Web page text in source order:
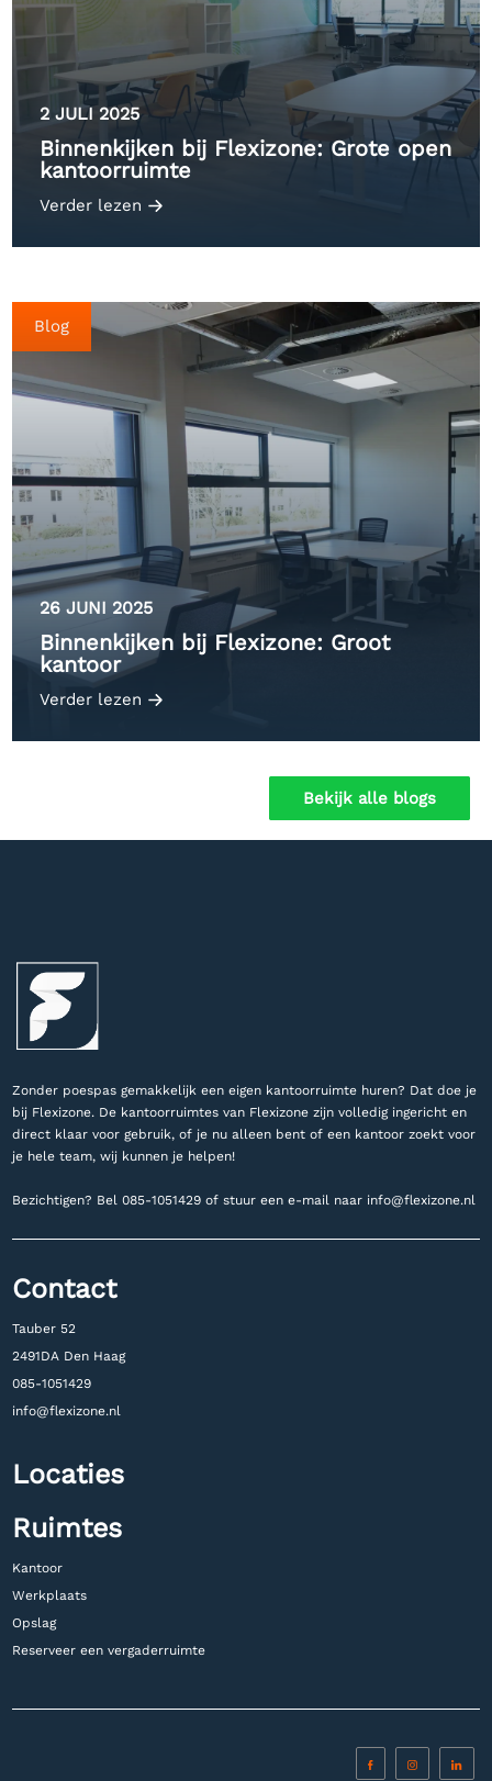
2 JULI 2025
Binnenkijken bij Flexizone: Grote open
kantoorruimte
Verder lezen
Blog
26 JUNI 2025
Binnenkijken bij Flexizone: Groot
kantoor
Verder lezen
Bekijk alle blogs
Zonder poespas gemakkelijk een eigen kantoorruimte huren? Dat doe je
bij Flexizone. De kantoorruimtes van Flexizone zijn volledig ingericht en
direct klaar voor gebruik, of je nu alleen bent of een kantoor zoekt voor
je hele team, wij kunnen je helpen!
Bezichtigen? Bel085-1051429 of stuur een e-mail naar info@flexizone.nl
Contact
Tauber 52
2491DA Den Haag
085-1051429
info@flexizone.nl
Locaties
Ruimtes
Kantoor
Werkplaats
Opslag
Reserveer een vergaderruimte